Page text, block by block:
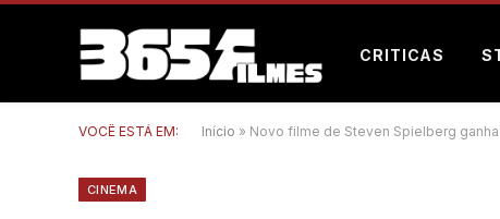
CRITICAS
VOCÊ ESTÁ EM: Início » Novo filme de Steven Spielberg
CINEMA